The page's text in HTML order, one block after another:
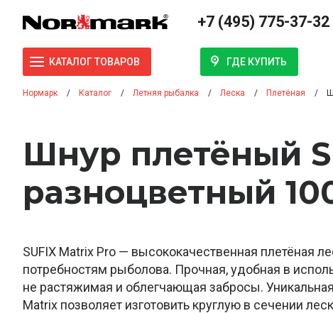
+7 (495) 775-37-32
КАТАЛОГ ТОВАРОВ ГДЕ КУПИТЬ
Нормарк Каталог Летняя рыбалка Леска Плетёная
Шнур плетёный
разноцветный
SUFIX Matrix Pro — высококачественная плетёная
потребностям рыболова. Прочная, удобная в
не растяжимая и облегчающая забросы.
Matrix позволяет изготовить круглую в сечении